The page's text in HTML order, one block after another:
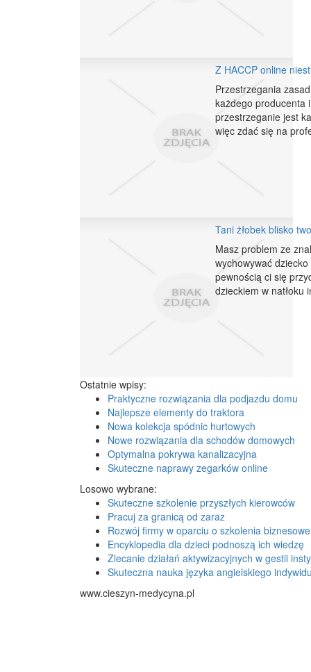
Z HACCP online
Przestrzegania
każdego producenta
przestrzeganie jest
więc zdać się na
Tani żłobek blisko
Masz problem ze
wychowywać
pewnością ci się
dzieckiem w natłoku
Ostatnie wpisy:
Praktyczne rozwiązania dla podjazdu domu
Najlepsze elementy do traktora
Nowa kolekcja spódnic hurtowych
Nowe rozwiązania dla schodów domowych
Optymalna pokrywa kanalizacyjna
Skuteczne naprawy zegarków online
Losowo wybrane:
Skuteczne szkolenie przyszłych kierowców
Pracuj za granicą od zaraz
Rozwój firmy w oparciu o szkolenia
Encyklopedia dla dzieci podnoszą ich wiedzę
Zlecanie działań aktywizacyjnych w gestii
Skuteczna nauka języka angielskiego
www.cieszyn-medycyna.pl